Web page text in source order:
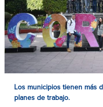
Los municipios tienen más
planes de trabajo.